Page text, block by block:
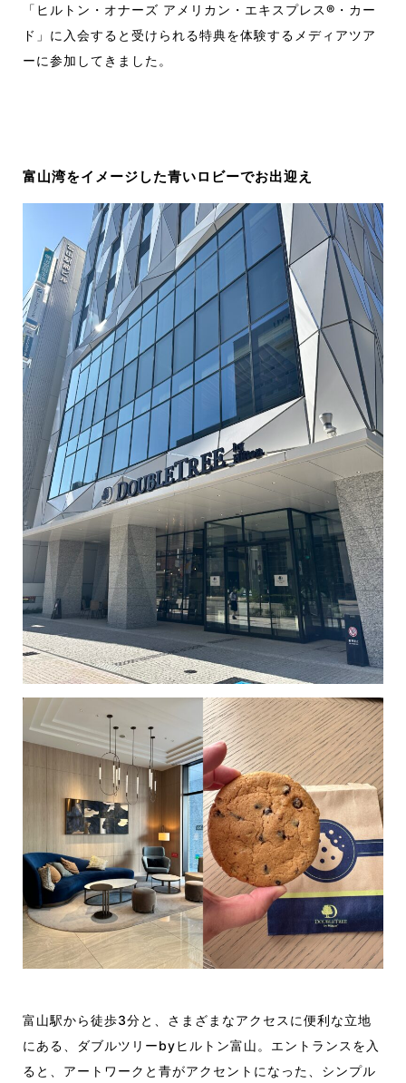
「ヒルトン・オナーズ アメリカン・エキスプレス®・カー
ド」に入会すると受けられる特典を体験するメディアツア
ーに参加してきました。
富山湾をイメージした青いロビーでお出迎え
富山駅から徒歩3分と、さまざまなアクセスに便利な立地
にある、ダブルツリーbyヒルトン富山。エントランスを入
ると、アートワークと青がアクセントになった、シンプル